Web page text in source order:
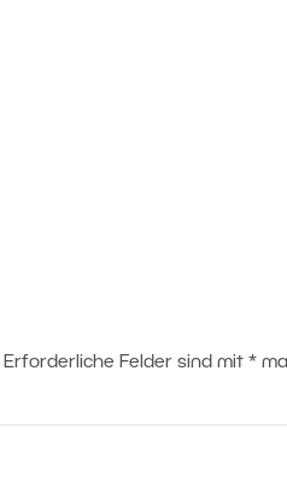
Erforderliche Felder sind mit *